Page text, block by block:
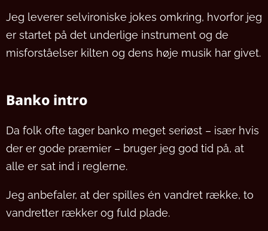
Jeg leverer selvironiske jokes omkring, hvorfor jeg
er startet på det underlige instrument og de
misforståelser kilten og dens høje musik har givet.
Banko intro
Da folk ofte tager banko meget seriøst – især hvis
der er gode præmier – bruger jeg god tid på, at
alle er sat ind i reglerne.
Jeg anbefaler, at der spilles én vandret række, to
vandretter rækker og fuld plade.